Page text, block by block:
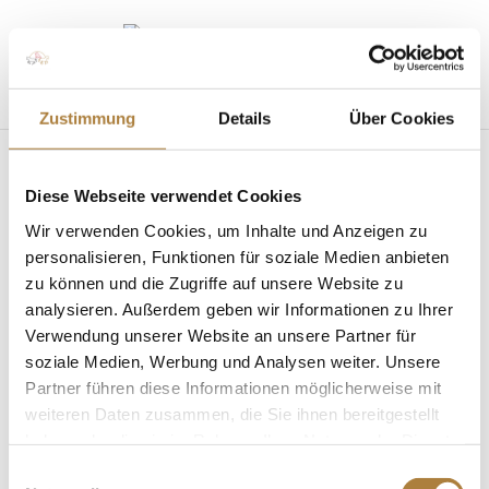
Zustimmung Details Über Cookies
Diese Webseite verwendet Cookies
Wir verwenden Cookies, um Inhalte und Anzeigen zu
personalisieren, Funktionen für soziale Medien anbieten
zu können und die Zugriffe auf unsere Website zu
analysieren. Außerdem geben wir Informationen zu Ihrer
Verwendung unserer Website an unsere Partner für
soziale Medien, Werbung und Analysen weiter. Unsere
Partner führen diese Informationen möglicherweise mit
weiteren Daten zusammen, die Sie ihnen bereitgestellt
Seite wählen
Talentpool für Förderpatenschaften: „Für mich
ist er ein Ausnahmetalent“
vonInga Schmidt|05. März 2021|News,Talentpool
für Förderpatenschaften
Prof. Dr. Bernd Heicke übernimmt Förderpatenschaft
für Springreiter Hannes Ahlmann Warendorf. Er ist